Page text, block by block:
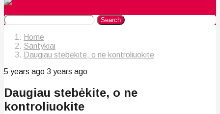
Search
Home
Santykiai
Daugiau stebėkite, o ne kontroliuokite
5 years ago 3 years ago
Daugiau stebėkite, o ne
kontroliuokite